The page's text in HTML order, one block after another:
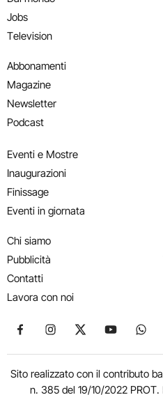
Jobs
Television
Abbonamenti
Magazine
Newsletter
Podcast
Eventi e Mostre
Inaugurazioni
Finissage
Eventi in giornata
Chi siamo
Pubblicità
Contatti
Lavora con noi
Seguici su Facebook
Seguici su Instagram
Seguici su X
Seguici su
Sito realizzato con il contributo
n. 385 del 19/10/2022